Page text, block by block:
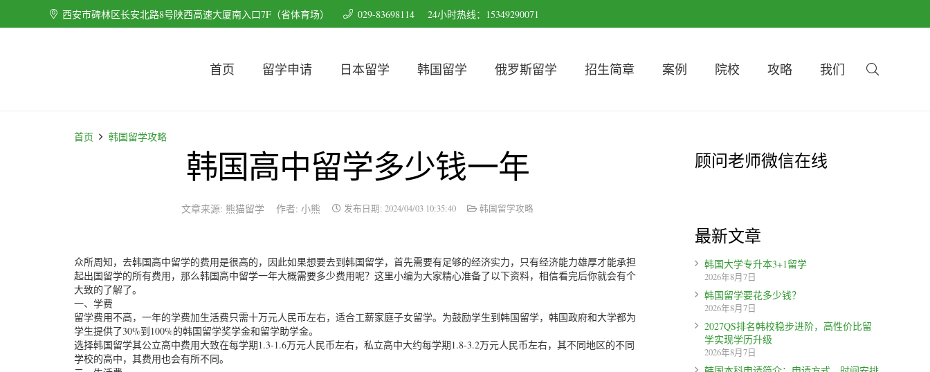
西安市碑林区长安北路8号陕西高速大厦南入口7F（省体育场） 029-83698114 24小时热线：15349290071
首页 留学申请 日本留学 韩国留学 俄罗斯留学 招生简章 案例 院校 攻略 我们
首页 韩国留学攻略
韩国高中留学多少钱一年
文章来源: 熊猫留学 作者: 小熊 发布日期: 2024/04/03 10:35:40 韩国留学攻略
众所周知，去韩国高中留学的费用是很高的，因此如果想要去到韩国留学，首先需要有足够的经济实力，只有经济能力雄厚才能承担
起出国留学的所有费用，那么韩国高中留学一年大概需要多少费用呢？这里小编为大家精心准备了以下资料，相信看完后你就会有个
大致的了解了。
一、学费
留学费用不高，一年的学费加生活费只需十万元人民币左右，适合工薪家庭子女留学。为鼓励学生到韩国留学，韩国政府和大学都为
学生提供了30%到100%的韩国留学奖学金和留学助学金。
选择韩国留学其公立高中费用大致在每学期1.3-1.6万元人民币左右，私立高中大约每学期1.8-3.2万元人民币左右，其不同地区的不同
学校的高中，其费用也会有所不同。
顾问老师微信在线
最新文章
韩国大学专升本3+1留学
2026年8月7日
韩国留学要花多少钱？
2026年8月7日
2027QS排名韩校稳步进阶，高性价比留
学实现学历升级
2026年8月7日